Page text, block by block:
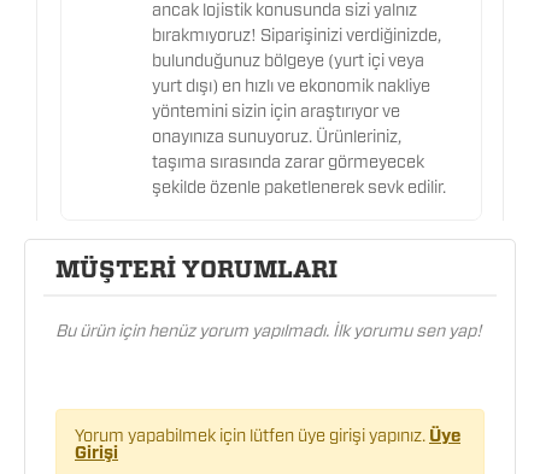
ancak lojistik konusunda sizi yalnız
bırakmıyoruz! Siparişinizi verdiğinizde,
bulunduğunuz bölgeye (yurt içi veya
yurt dışı) en hızlı ve ekonomik nakliye
yöntemini sizin için araştırıyor ve
onayınıza sunuyoruz. Ürünleriniz,
taşıma sırasında zarar görmeyecek
şekilde özenle paketlenerek sevk edilir.
MÜŞTERİ YORUMLARI
Bu ürün için henüz yorum yapılmadı. İlk yorumu sen yap!
Yorum yapabilmek için lütfen üye girişi yapınız. Üye
Girişi